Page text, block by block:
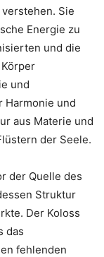
Sie
Energie zu
und die
und
Harmonie und
aus Materie und
der Seele.
der Quelle des
Struktur
Der Koloss
das
fehlenden